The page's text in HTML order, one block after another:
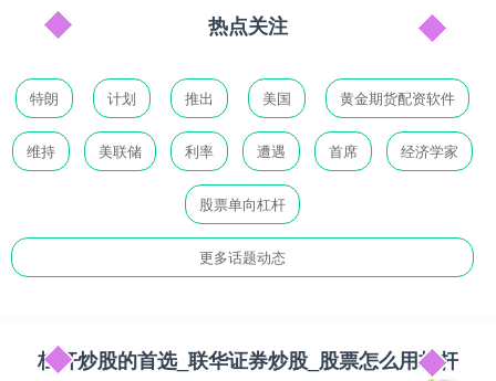
热点关注
特朗 计划 推出 美国 黄金期货配资软件
维持 美联储 利率 遭遇 首席 经济学家
股票单向杠杆
更多话题动态
杠杆炒股的首选_联华证券炒股_股票怎么用杠杆